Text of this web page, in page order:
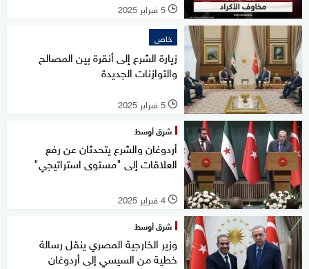
l 5 فبراير 2025
خاص
زيارة الشرع إلى أنقرة بين المصالح
والتوازنات الجديدة
l 5 فبراير 2025
شرق أوسط
أردوغان والشرع يتحدثان عن رفع
العلاقات إلى "مستوى استراتيجي"
l 4 فبراير 2025
شرق أوسط
وزير الخارجية المصري ينقل رسالة
خطية من السيسي إلى أردوغان